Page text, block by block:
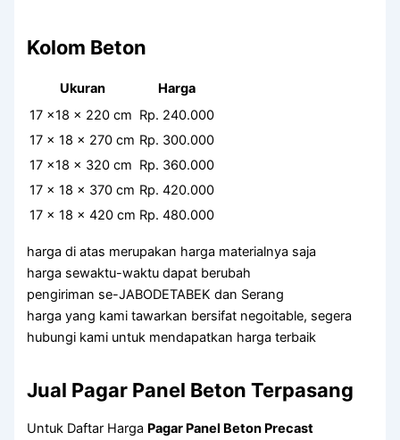
Kolom Beton
Ukuran
Harga
17 x18 x 220 cm Rp. 240.000
17 x 18 x 270 cm Rp. 300.000
17 x18 x 320 cm Rp. 360.000
17 x 18 x 370 cm Rp. 420.000
17 x 18 x 420 cm Rp. 480.000
harga di atas merupakan harga materialnya saja
harga sewaktu-waktu dapat berubah
pengiriman se-JABODETABEK dan Serang
harga yang kami tawarkan bersifat negoitable, segera
hubungi kami untuk mendapatkan harga terbaik
Jual Pagar Panel Beton Terpasang
Untuk Daftar Harga Pagar Panel Beton Precast